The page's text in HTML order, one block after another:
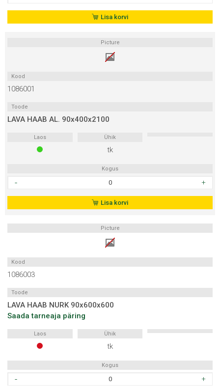
28x90
Lisa korvi
Picture
Kood
1086001
Toode
LAVA HAAB AL. 90x400x2100
Laos Ühik
tk
Kogus
90x400x2100
kogus
Lisa korvi
Picture
Kood
1086003
Toode
LAVA HAAB NURK 90x600x600
Saada tarneaja päring
Laos Ühik
tk
Kogus